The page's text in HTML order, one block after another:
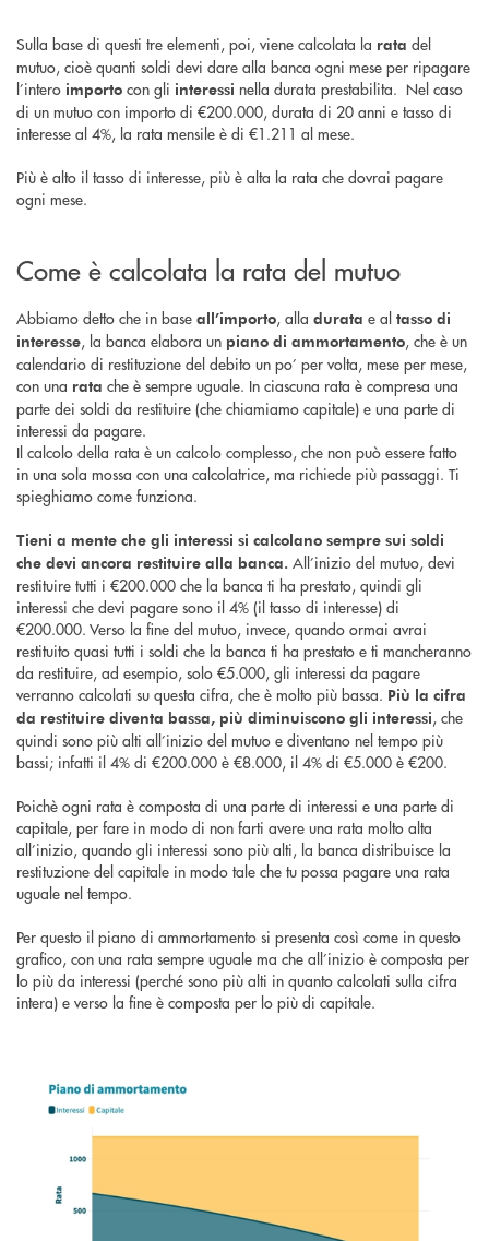
Sulla base di questi tre elementi, poi, viene calcolata la rata del
mutuo, cioè quanti soldi devi dare alla banca ogni mese per ripagare
l’intero importo con gli interessi nella durata prestabilita. Nel caso
di un mutuo con importo di €200.000, durata di 20 anni e tasso di
interesse al 4%, la rata mensile è di €1.211 al mese.
Più è alto il tasso di interesse, più è alta la rata che dovrai pagare
ogni mese.
Come è calcolata la rata del mutuo
Abbiamo detto che in base all’importo, alla durata e al tasso di
interesse, la banca elabora un piano di ammortamento, che è un
calendario di restituzione del debito un po’ per volta, mese per mese,
con una rata che è sempre uguale. In ciascuna rata è compresa una
parte dei soldi da restituire (che chiamiamo capitale) e una parte di
interessi da pagare.
Il calcolo della rata è un calcolo complesso, che non può essere fatto
in una sola mossa con una calcolatrice, ma richiede più passaggi. Ti
spieghiamo come funziona.
Tieni a mente che gli interessi si calcolano sempre sui soldi
che devi ancora restituire alla banca. All’inizio del mutuo, devi
restituire tutti i €200.000 che la banca ti ha prestato, quindi gli
interessi che devi pagare sono il 4% (il tasso di interesse) di
€200.000. Verso la fine del mutuo, invece, quando ormai avrai
restituito quasi tutti i soldi che la banca ti ha prestato e ti mancheranno
da restituire, ad esempio, solo €5.000, gli interessi da pagare
verranno calcolati su questa cifra, che è molto più bassa. Più la cifra
da restituire diventa bassa, più diminuiscono gli interessi, che
quindi sono più alti all’inizio del mutuo e diventano nel tempo più
bassi; infatti il 4% di €200.000 è €8.000, il 4% di €5.000 è €200.
Poichè ogni rata è composta di una parte di interessi e una parte di
capitale, per fare in modo di non farti avere una rata molto alta
all’inizio, quando gli interessi sono più alti, la banca distribuisce la
restituzione del capitale in modo tale che tu possa pagare una rata
uguale nel tempo.
Per questo il piano di ammortamento si presenta così come in questo
grafico, con una rata sempre uguale ma che all’inizio è composta per
lo più da interessi (perché sono più alti in quanto calcolati sulla cifra
intera) e verso la fine è composta per lo più di capitale.